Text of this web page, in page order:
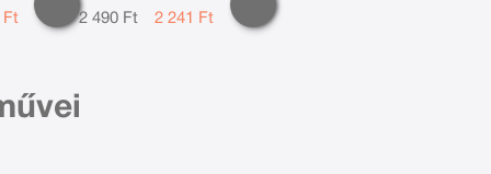
Ft 2 490 Ft 2 241 Ft